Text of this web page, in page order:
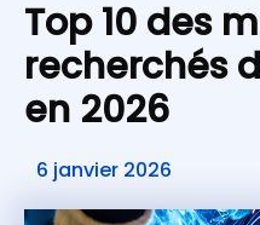
Top 10 des
recherchés
en 2026
6 janvier 2026